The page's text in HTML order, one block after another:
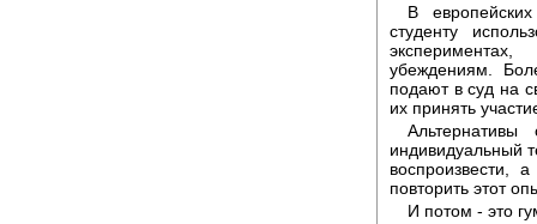
В
студенту
убеждениям.
подают в суд на
их принять
индивидуальный
воспроизвести,
повторить этот
И потом - это